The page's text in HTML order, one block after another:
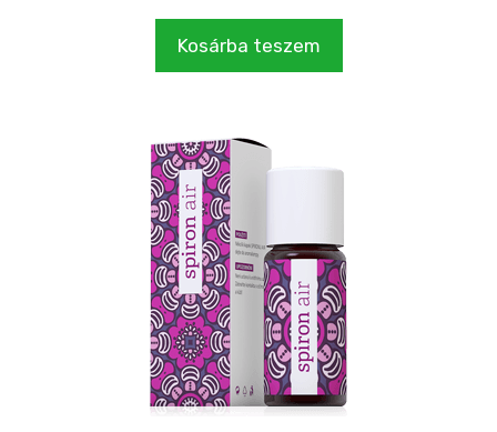
Kosárba teszem